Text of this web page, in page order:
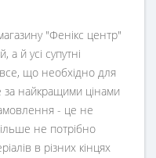
"Фенікс центр"
а й усі супутні
що необхідно для
за найкращими цінами
- це не
не потрібно
в різних кінцях